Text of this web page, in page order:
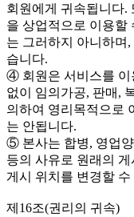
회원에게 귀속됩니다.
을 상업적으로 이용할
는 그러하지 아니하며
습니다.
④ 회원은 서비스를 이
없이 임의가공, 판매,
의하여 영리목적으로
는 안됩니다.
⑤ 본사는 합병, 영업
등의 사유로 원래의
게시 위치를 변경할 수
제16조(권리의 귀속)